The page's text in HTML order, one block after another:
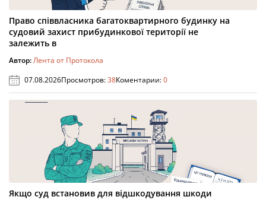
Право співвласника багатоквартирного будинку на
судовий захист прибудинкової території не
залежить в
Автор:Лента от Протокола
07.08.2026Просмотров:38Коментарии:0
Якщо суд встановив для відшкодування шкоди